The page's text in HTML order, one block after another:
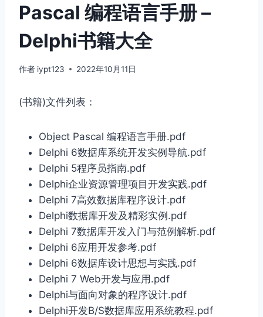
Pascal 编程语言手册 –
Delphi书籍大全
作者 iypt123 2022年10月11日
(书籍)文件列表：
Object Pascal 编程语言手册.pdf
Delphi 6数据库系统开发实例导航.pdf
Delphi 5程序员指南.pdf
Delphi企业资源管理项目开发实践.pdf
Delphi 7高效数据库程序设计.pdf
Delphi数据库开发及精彩实例.pdf
Delphi 7数据库开发入门与范例解析.pdf
Delphi 6应用开发参考.pdf
Delphi 6数据库设计思想与实践.pdf
Delphi 7 Web开发与应用.pdf
Delphi与面向对象的程序设计.pdf
Delphi开发B/S数据库应用系统教程.pdf